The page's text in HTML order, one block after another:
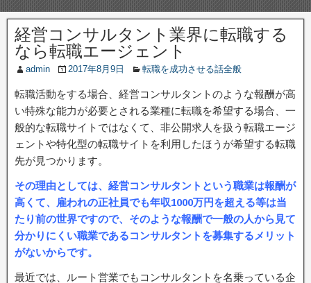
経営コンサルタント業界に転職する
なら転職エージェント
admin 2017年8月9日 転職を成功させる話全般
転職活動をする場合、経営コンサルタントのような報酬が高
い特殊な能力が必要とされる業種に転職を希望する場合、一
般的な転職サイトではなくて、非公開求人を扱う転職エージ
ェントや特化型の転職サイトを利用したほうが希望する転職
先が見つかります。
その理由としては、経営コンサルタントという職業は報酬が
高くて、雇われの正社員でも年収1000万円を超える等は当
たり前の世界ですので、そのような報酬で一般の人から見て
分かりにくい職業であるコンサルタントを募集するメリット
がないからです。
最近では、ルート営業でもコンサルタントを名乗っている企